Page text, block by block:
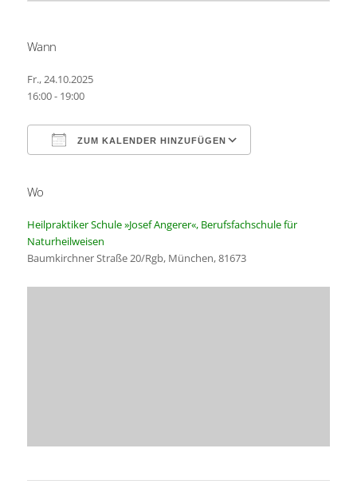
Wann
Fr., 24.10.2025
16:00 - 19:00
ZUM KALENDER HINZUFÜGEN
Wo
Heilpraktiker Schule »Josef Angerer«, Berufsfachschule für
Naturheilweisen
Baumkirchner Straße 20/Rgb, München, 81673